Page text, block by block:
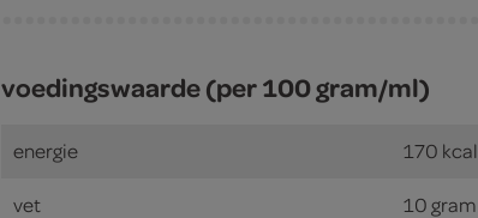
voedingswaarde (per 100 gram/ml)
energie 170 kcal
vet 10 gram